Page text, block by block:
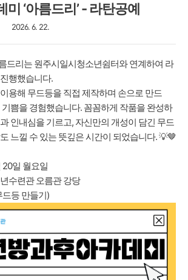
미 ‘아름드리’ - 라탄공예
2026. 6. 22.
드리는 원주시일시청소년쉼터와 연계하여 라
행했습니다.
용해 무드등을 직접 제작하며 손으로 만드
쁨을 경험했습니다. 꼼꼼하게 작품을 완성하
인내심을 기르고, 자신만의 개성이 담긴 무드
느낄 수 있는 뜻깊은 시간이 되었습니다. 💡🤎
일 월요일
수련관 오름관 강당
등 만들기)